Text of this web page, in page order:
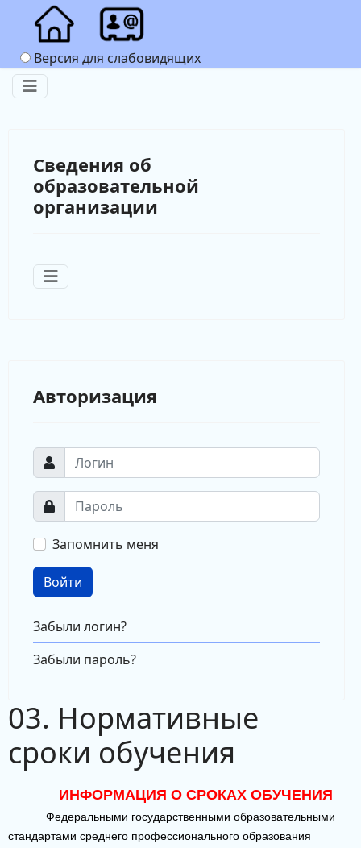
Версия для слабовидящих
Сведения об
образовательной
организации
Авторизация
Запомнить меня
Войти
Забыли логин?
Забыли пароль?
03. Нормативные
сроки обучения
ИНФОРМАЦИЯ О СРОКАХ ОБУЧЕНИЯ
Федеральными государственными образовательными
стандартами среднего профессионального образования